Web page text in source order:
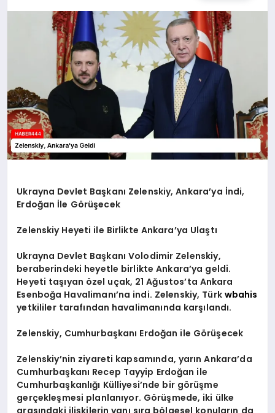
TEKNOLOJI
MAGAZIN
EGITIM
YAŞAM
Ukrayna Devlet Başkanı Zelenskiy, Ankara’ya İndi,
Erdoğan İle Görüşecek
Zelenskiy Heyeti ile Birlikte Ankara’ya Ulaştı
Ukrayna Devlet Başkanı Volodimir Zelenskiy,
beraberindeki heyetle birlikte Ankara’ya geldi.
Heyeti taşıyan özel uçak, 21 Ağustos’ta Ankara
Esenboğa Havalimanı’na indi. Zelenskiy, Türk wbahis
yetkililer tarafından havalimanında karşılandı.
Zelenskiy, Cumhurbaşkanı Erdoğan ile Görüşecek
Zelenskiy’nin ziyareti kapsamında, yarın Ankara’da
Cumhurbaşkanı Recep Tayyip Erdoğan ile
Cumhurbaşkanlığı Külliyesi’nde bir görüşme
gerçekleşmesi planlanıyor. Görüşmede, iki ülke